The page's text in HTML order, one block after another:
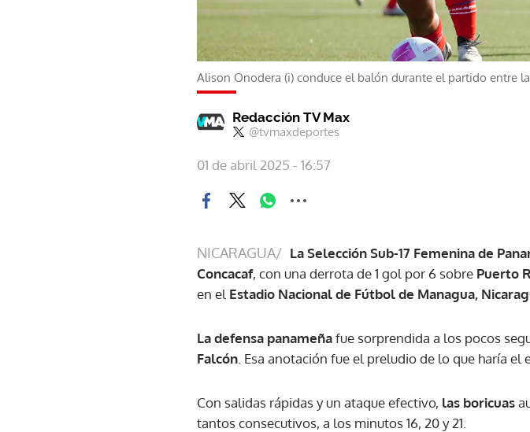
Alison Onodera (i) conduce el balón durante el partido entre
Redacción TV Max
@tvmaxdeportes
01 de abril 2025 - 16:57
NICARAGUA/ La Selección Sub-17 Femenina de
Concacaf, con una derrota de 1 gol por 6 sobre Puerto
en el Estadio Nacional de Fútbol de Managua,
La defensa panameñafue sorprendida a los pocos
Falcón . Esa anotación fue el preludio de lo que haría
Con salidas rápidas y un ataque efectivo, las boricuas
tantos consecutivos, a los minutos 16, 20 y 21.